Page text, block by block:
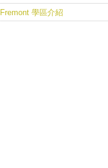
Fremont 學區介紹